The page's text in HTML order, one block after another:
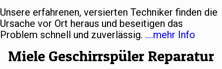
Unsere erfahrenen, versierten Techniker finden die
Ursache vor Ort heraus und beseitigen das
Problem schnell und zuverlässig. ….mehr Info
Miele Geschirrspüler Reparatur